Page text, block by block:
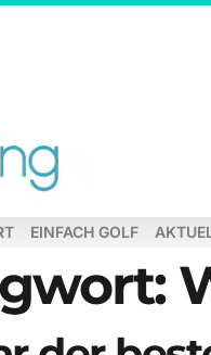
EINFACH GOLF